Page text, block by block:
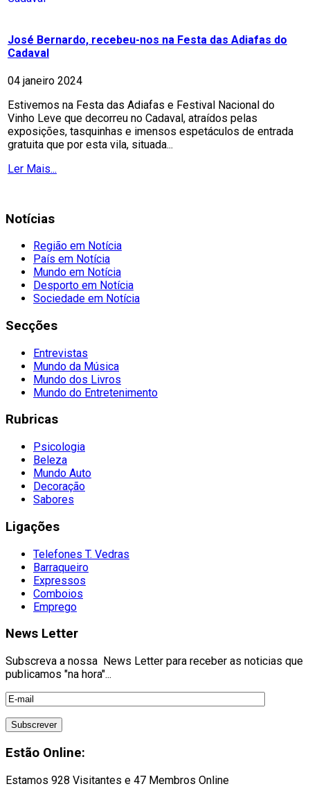
José Bernardo, recebeu-nos na Festa das Adiafas do
Cadaval
04 janeiro 2024
Estivemos na Festa das Adiafas e Festival Nacional do
Vinho Leve que decorreu no Cadaval, atraídos pelas
exposições, tasquinhas e imensos espetáculos de entrada
gratuita que por esta vila, situada...
Ler Mais...
Notícias
Região em Notícia
País em Notícia
Mundo em Notícia
Desporto em Notícia
Sociedade em Notícia
Secções
Entrevistas
Mundo da Música
Mundo dos Livros
Mundo do Entretenimento
Rubricas
Psicologia
Beleza
Mundo Auto
Decoração
Sabores
Ligações
Telefones T. Vedras
Barraqueiro
Expressos
Comboios
Emprego
News Letter
Subscreva a nossa News Letter para receber as noticias que
publicamos "na hora"...
Estão Online:
Estamos 928 Visitantes e 47 Membros Online